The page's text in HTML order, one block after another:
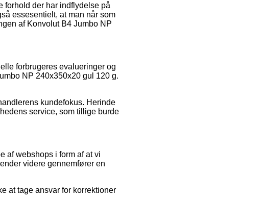
forhold der har indflydelse på
essesentielt, at man når som
af Konvolut B4 Jumbo NP
forbrugeres evalueringer og
NP 240x350x20 gul 120 g.
kundefokus. Herinde
service, som tillige burde
af webshops i form af at vi
videre gennemfører en
at tage ansvar for korrektioner